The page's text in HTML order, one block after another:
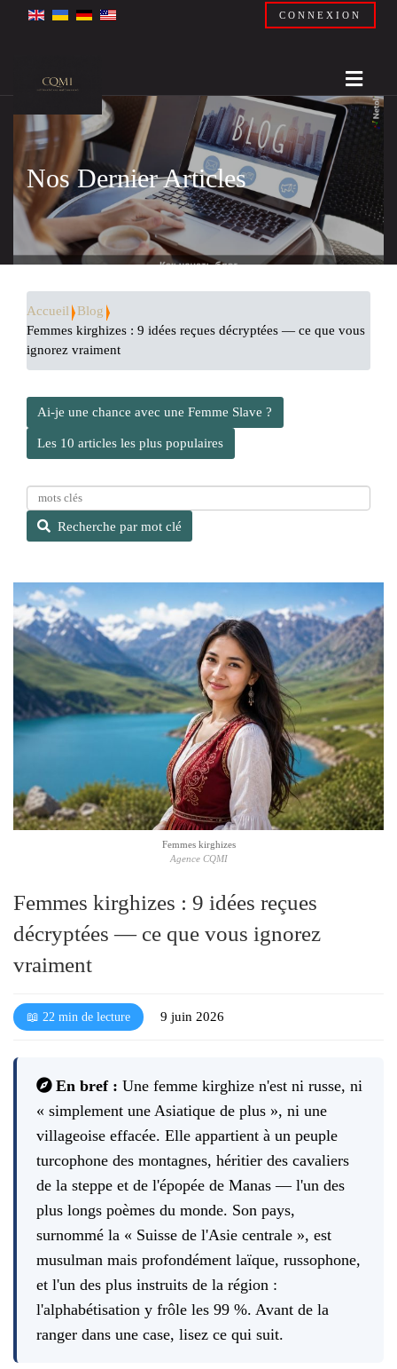
CONNEXION
Nos Dernier Articles
Accueil
Blog
Femmes kirghizes : 9 idées reçues décryptées — ce que vous
ignorez vraiment
Ai-je une chance avec une Femme Slave ?
Les 10 articles les plus populaires
e
r
c
h
e
a
r
m
c
l
é
Recherche par mot clé
Femmes kirghizes
Agence CQMI
Femmes kirghizes : 9 idées reçues
décryptées — ce que vous ignorez
vraiment
📖 22 min de lecture 9 juin 2026
En bref : Une femme kirghize n'est ni russe, ni
« simplement une Asiatique de plus », ni une
villageoise effacée. Elle appartient à un peuple
turcophone des montagnes, héritier des cavaliers
de la steppe et de l'épopée de Manas — l'un des
plus longs poèmes du monde. Son pays,
surnommé la « Suisse de l'Asie centrale », est
musulman mais profondément laïque, russophone,
et l'un des plus instruits de la région :
l'alphabétisation y frôle les 99 %. Avant de la
ranger dans une case, lisez ce qui suit.